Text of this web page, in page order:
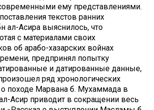
ему представлениями.
текстов ранних
ал-Асира выяснилось, что
с материалами своих
об арабо-хазарских войнах
предпринял попытку
и датированные данные,
ряд хронологических
походе Марвана б. Мухаммада в
Асир приводит в сокращении весь